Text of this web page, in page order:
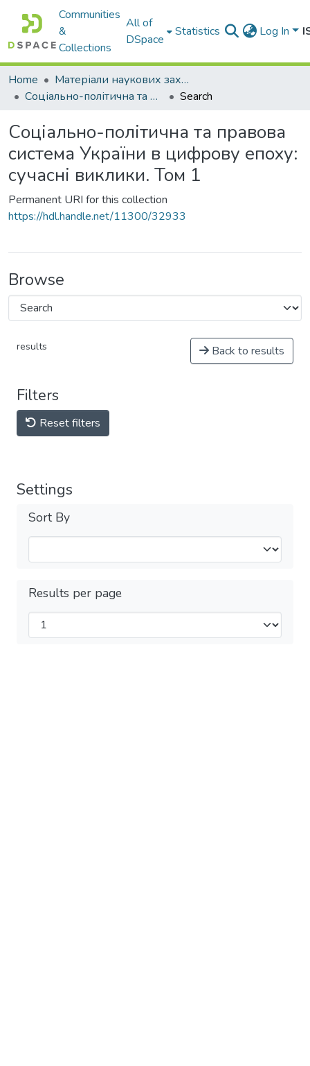
Communities
&
Collections
All of
DSpace
Statistics Log In
Home
Матеріали наукових заходів
Соціально-політична та правова система України в цифрову епоху: сучасні виклики. Том 1
Search
Соціально-політична та правова
система України в цифрову епоху:
сучасні виклики. Том 1
Permanent URI for this collection
https://hdl.handle.net/11300/32933
Browse
results Back to results
Filters
Reset filters
Settings
Sort By
Results per page